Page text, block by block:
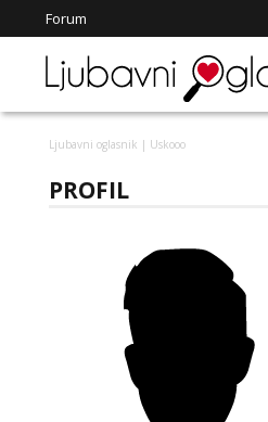
Forum
Ljubavni oglasnik | Uskooo
PROFIL